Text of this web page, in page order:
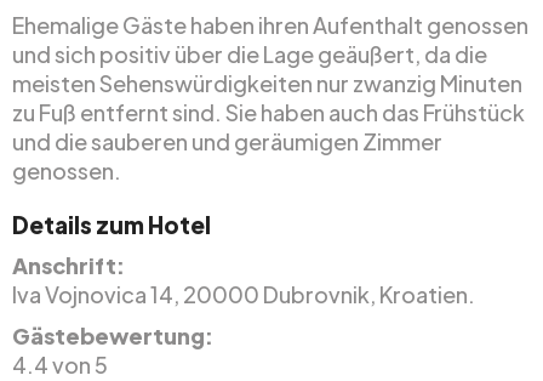
Ehemalige Gäste haben ihren Aufenthalt genossen
und sich positiv über die Lage geäußert, da die
meisten Sehenswürdigkeiten nur zwanzig Minuten
zu Fuß entfernt sind. Sie haben auch das Frühstück
und die sauberen und geräumigen Zimmer
genossen.
Details zum Hotel
Anschrift:
Iva Vojnovica 14, 20000 Dubrovnik, Kroatien.
Gästebewertung:
4.4 von 5